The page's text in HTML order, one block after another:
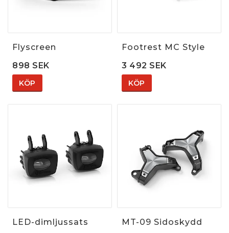
Flyscreen
898 SEK
KÖP
Footrest MC Style
3 492 SEK
KÖP
LED-dimljussats
MT-09 Sidoskydd